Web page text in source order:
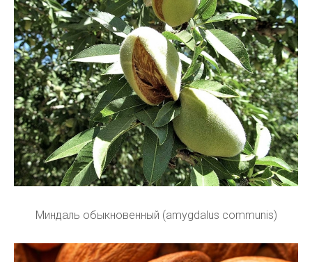
Миндаль обыкновенный (amygdalus communis)